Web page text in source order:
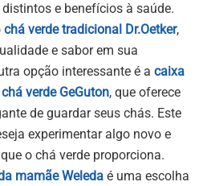
e benefícios à saúde.
chá verde tradicional Dr.Oetker,
e sabor em sua
opção interessante é a caixa
verde GeGuton, que oferece
de guardar seus chás. Este
experimentar algo novo e
o chá verde proporciona.
mamãe Weleda é uma escolha